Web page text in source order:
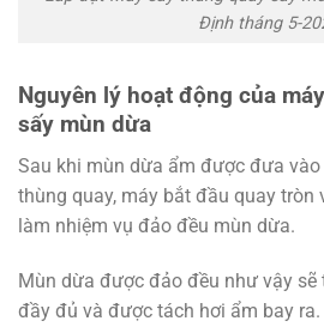
Định tháng 5-
Nguyên lý hoạt động của
sấy mùn dừa
Sau khi mùn dừa ẩm được đưa
thùng quay, máy bắt đầu quay tròn
làm nhiệm vụ đảo đều mùn dừa.
Mùn dừa được đảo đều như vậy sẽ
đầy đủ và được tách hơi ẩm bay